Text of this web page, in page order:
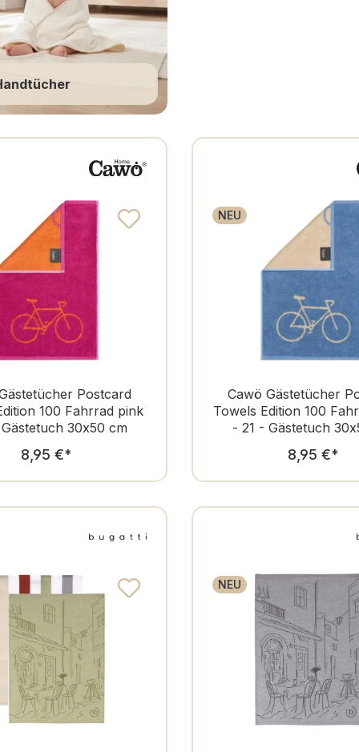
Postcard
100 Fahrrad pink
30x50 cm
Regulärer Preis:
8,95 €*
NEU
Cawö Gästetücher
Towels Edition 100
- 21 - Gästetuch
8,95 €*
NEU